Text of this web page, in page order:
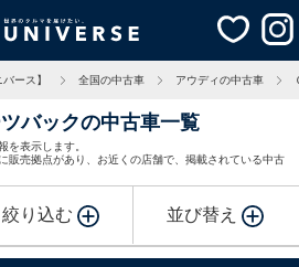
ース】 全国の中古車 アウディの中古車
バックの中古車一覧
を表示します。
販売拠点があり、お近くの店舗で、掲載されている中古
絞り込む 並び替え